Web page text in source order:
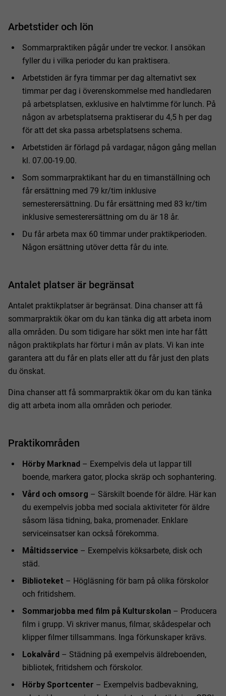
Arbetstider och lön
Sommarpraktiken pågår under tre veckor. I ansökan
fyller du i vilka perioder du kan praktisera.
Arbetstiden är fyra timmar per dag alternativt sex
timmar per dag i överenskommelse med handledaren
på arbetsplatsen, exklusive en halvtimme för lunch. På
någon av arbetsplatserna praktiserar du 4,5 h per dag
för att det ska passa arbetsplatsens schema.
Arbetstiden är förlagd på vardagar, någon gång mellan
kl. 07.00-19.00.
Som sommarpraktikant har du en timanställning och
får ersättning med 79 kr/tim inklusive
semesterersättning. Du får ersättning med 83 kr/tim
inklusive semesterersättning om du är 18 år.
Du får arbeta max 60 timmar under praktikperioden.
Någon ersättning utöver detta får du inte.
Antalet platser är begränsat
Antalet praktikplatser är begränsat. Dina chanser att få
sommarpraktik ökar om du kan tänka dig att arbeta inom
alla områden. Du som tidigare har sökt men inte har fått
någon praktikplats har förtur i mån av plats. Vi kan inte
garantera att du får en plats eller att du får just den plats
du önskat.
Dina chanser att få sommarpraktik ökar om du kan tänka
dig att arbeta inom alla områden och perioder.
Praktikområden
Hörby Marknad – Exempelvis dela ut lappar till
boende, markera gator, plocka skräp och sophantering.
Vård och omsorg – Särskilt boende för äldre. Här kan
du exempelvis jobba med sociala aktiviteter för äldre
såsom läsa tidning, baka, promenader. Enklare
serviceinsatser kan också förekomma.
Måltidsservice – Exempelvis köksarbete, disk och
städ.
Biblioteket – Högläsning för barn på olika förskolor
och fritidshem.
Sommarjobba med film på Kulturskolan – Producera
film i grupp. Vi skriver manus, filmar, skådespelar och
klipper filmer tillsammans. Inga förkunskaper krävs.
Lokalvård – Städning på exempelvis äldreboenden,
bibliotek, fritidshem och förskolor.
Hörby Sportcenter – Exempelvis badbevakning,